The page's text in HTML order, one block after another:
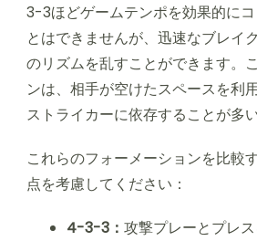
3-3ほどゲームテンポを効果的に
とはできませんが、迅速なブレイ
のリズムを乱すことができます。
ンは、相手が空けたスペースを利
ストライカーに依存することが多い
これらのフォーメーションを比較
点を考慮してください：
4-3-3： 攻撃プレーとプレ